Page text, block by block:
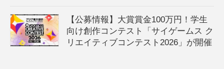
【公募情報】大賞賞金100万円！学生
向け創作コンテスト「サイゲームス ク
リエイティブコンテスト2026」が開催